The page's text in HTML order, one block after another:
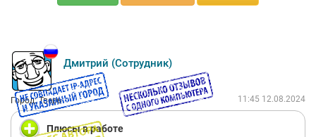
Дмитрий (Сотрудник)
Город: Тверь 11:45 12.08.2024
Плюсы в работе